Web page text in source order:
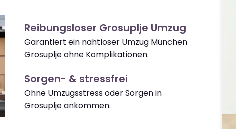
Reibungsloser Grosuplje Umzug
Garantiert ein nahtloser Umzug München
Grosuplje ohne Komplikationen.
Sorgen- & stressfrei
Ohne Umzugsstress oder Sorgen in
Grosuplje ankommen.